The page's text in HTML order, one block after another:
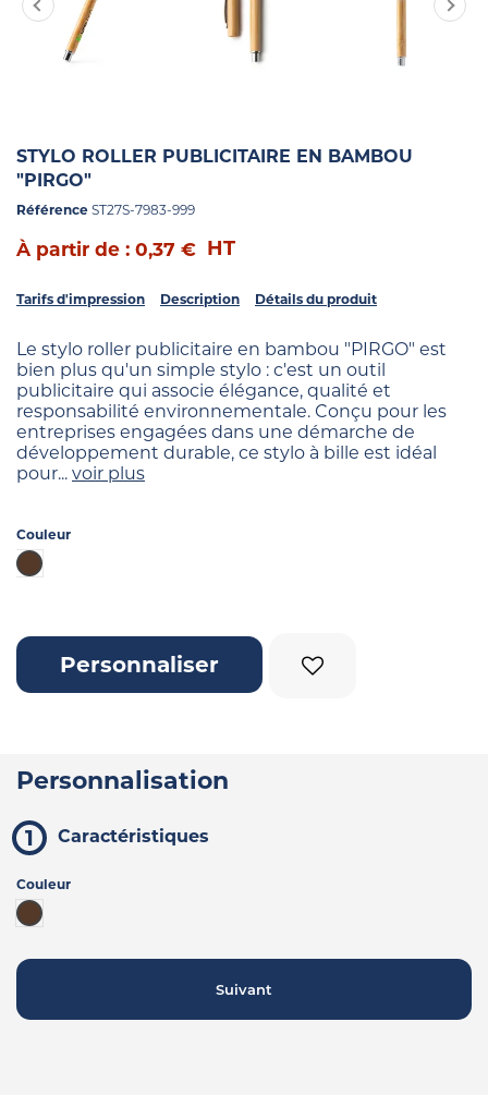
STYLO ROLLER PUBLICITAIRE EN BAMBOU
"PIRGO"
Référence ST27S-7983-999
À partir de : 0,37 € HT
Tarifs d'impression Description Détails du produit
Le stylo roller publicitaire en bambou "PIRGO" est
bien plus qu'un simple stylo : c'est un outil
publicitaire qui associe élégance, qualité et
responsabilité environnementale. Conçu pour les
entreprises engagées dans une démarche de
développement durable, ce stylo à bille est idéal
pour... voir plus
Couleur
Marron
Personnaliser
Personnalisation
Caractéristiques
Couleur
Marron
Suivant